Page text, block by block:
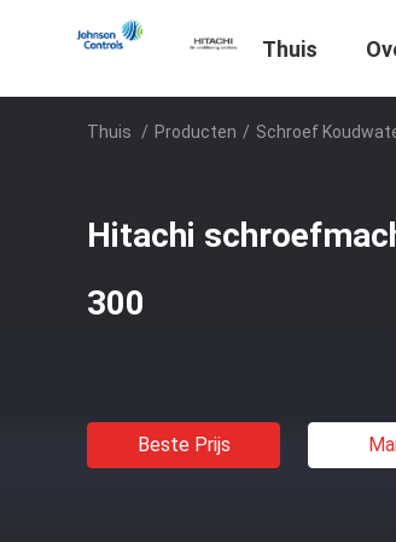
Thuis
Thuis / Producten / Schroef
Hitachi
300
Beste Prijs